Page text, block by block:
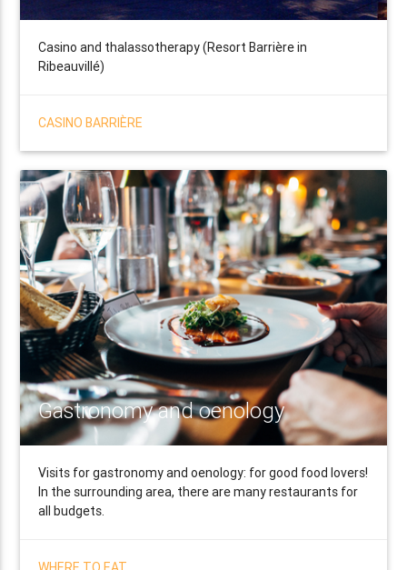
Casino and thalassotherapy (Resort Barrière in
Ribeauvillé)
CASINO BARRIÈRE
Gastronomy and oenology
Visits for gastronomy and oenology: for good food lovers!
In the surrounding area, there are many restaurants for
all budgets.